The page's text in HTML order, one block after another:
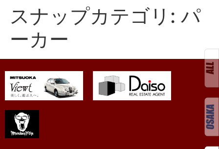
スナップカテゴリ: パ
ーカー